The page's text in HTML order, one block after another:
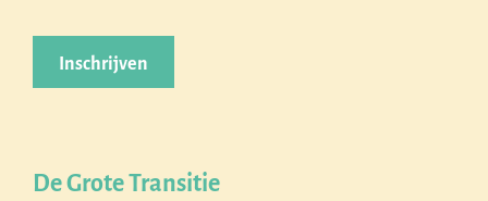
De Grote Transitie